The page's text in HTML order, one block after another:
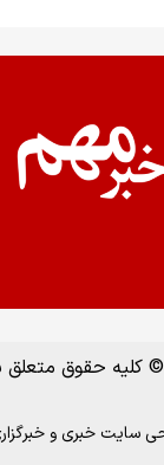
کلیه حقوق متعلق
سایت خبری و